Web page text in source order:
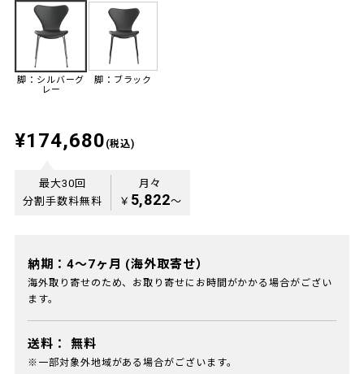
脚：シルバーグ
レー
脚：ブラック
¥174,680 (税込)
最大30回
分割手数料無料
月々
￥ 5,822〜
納期：4～7ヶ月 (海外取寄せ）
海外取り寄せのため、お取り寄せにお時間がかかる場合がござい
ます。
送料： 無料
※一部対象外地域がある場合がございます。